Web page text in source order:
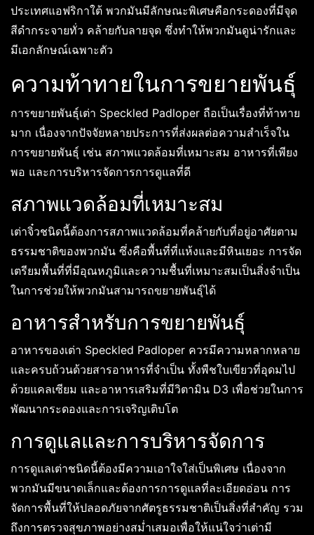
ประเทศแอฟริกาใต้ พวกมันมีลักษณะพิเศษคือกระดองที่มีจุด
สีดำกระจายทั่ว คล้ายกับลายจุด ซึ่งทำให้พวกมันดูน่ารักและ
มีเอกลักษณ์เฉพาะตัว
ความท้าทายในการขยายพันธุ์
การขยายพันธุ์เต่า Speckled Padloper ถือเป็นเรื่องที่ท้าทาย
มาก เนื่องจากปัจจัยหลายประการที่ส่งผลต่อความสำเร็จใน
การขยายพันธุ์ เช่น สภาพแวดล้อมที่เหมาะสม อาหารที่เพียง
พอ และการบริหารจัดการการดูแลที่ดี
สภาพแวดล้อมที่เหมาะสม
เต่าจิ๋วชนิดนี้ต้องการสภาพแวดล้อมที่คล้ายกับที่อยู่อาศัยตาม
ธรรมชาติของพวกมัน ซึ่งคือพื้นที่ที่แห้งและมีหินเยอะ การจัด
เตรียมพื้นที่ที่มีอุณหภูมิและความชื้นที่เหมาะสมเป็นสิ่งจำเป็น
ในการช่วยให้พวกมันสามารถขยายพันธุ์ได้
อาหารสำหรับการขยายพันธุ์
อาหารของเต่า Speckled Padloper ควรมีความหลากหลาย
และครบถ้วนด้วยสารอาหารที่จำเป็น ทั้งพืชใบเขียวที่อุดมไป
ด้วยแคลเซียม และอาหารเสริมที่มีวิตามิน D3 เพื่อช่วยในการ
พัฒนากระดองและการเจริญเติบโต
การดูแลและการบริหารจัดการ
การดูแลเต่าชนิดนี้ต้องมีความเอาใจใส่เป็นพิเศษ เนื่องจาก
พวกมันมีขนาดเล็กและต้องการการดูแลที่ละเอียดอ่อน การ
จัดการพื้นที่ให้ปลอดภัยจากศัตรูธรรมชาติเป็นสิ่งที่สำคัญ รวม
ถึงการตรวจสุขภาพอย่างสม่ำเสมอเพื่อให้แน่ใจว่าเต่ามี